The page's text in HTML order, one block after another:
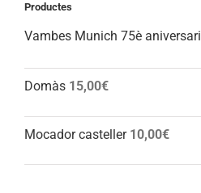
Productes
Vambes Munich 75è aniversari
Domàs 15,00€
Mocador casteller 10,00€